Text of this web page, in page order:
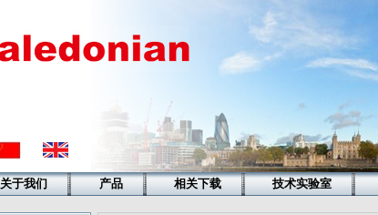
关于我们 产品 相关下载 技术实验室